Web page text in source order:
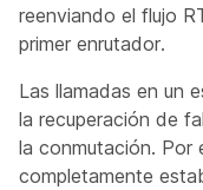
reenviando el flujo
primer enrutador.
Las llamadas en un
la recuperación de
la conmutación. Por
completamente